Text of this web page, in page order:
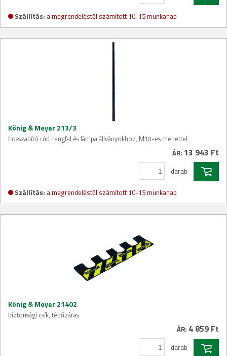
Szállítás: a megrendeléstől számított 10-15 munkanap
König & Meyer 213/3
hosszabító rúd hangfal és lámpa állványokhoz, M10-es menettel
ÁR: 13 943 Ft
darab
Szállítás: a megrendeléstől számított 10-15 munkanap
König & Meyer 21402
biztonsági csík, tépőzáras
ÁR: 4 859 Ft
darab